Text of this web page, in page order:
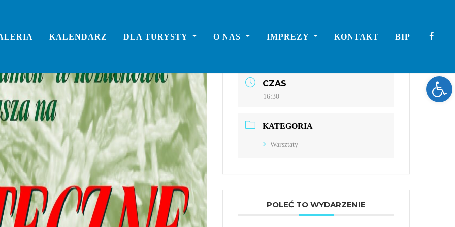
KALENDARZ DLA TURYSTY O NAS IMPREZY KONTAKT BIP
gru 11 2024
CZAS
16:30
KATEGORIA
Warsztaty
POLEĆ TO WYDARZENIE